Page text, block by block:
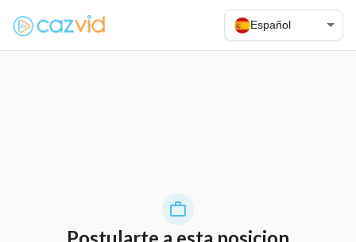
Español
Postularte a esta posicion